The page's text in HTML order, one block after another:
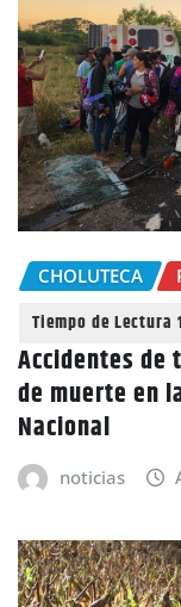
CHOLUTECA
Accidentes de
de muerte en
Nacional
noticias